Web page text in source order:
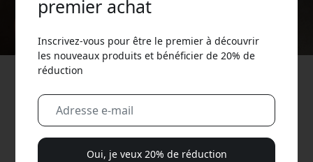
Bienvenue chezTwelve South®Les pays
nordiques- fournisseur officiel d’
supports pour MacBook,dessupports pour
, des chargeurs pour iPhone
premier achat
Inscrivez-vous pour être le premier à découvrir
les nouveaux produits et bénéficier de 20% de
réduction
Oui, je veux 20% de réduction
Utilisez ce code lors du paiement pour obtenir
20% de réduction.